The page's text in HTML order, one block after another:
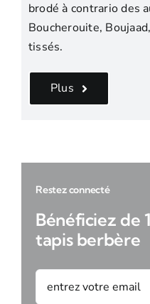
brodé à contrario des
Boucherouite,
tissés.
Plus
Restez connecté
Bénéficiez de
tapis berbère